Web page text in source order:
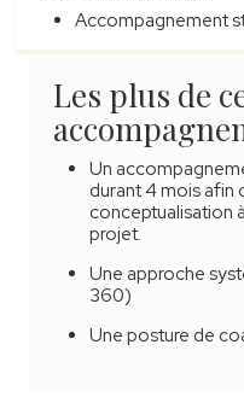
Accompagnement
Les plus de
Un
durant 4 mois afin
conceptualisation
projet.
Une approche
360)
Une posture de